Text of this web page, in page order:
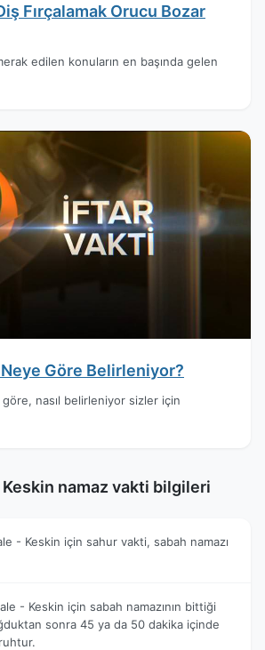
Fırçalamak Orucu Bozar
edilen konuların en başında gelen
Göre Belirleniyor?
nasıl belirleniyor sizler için
Keskin namaz vakti bilgileri
- Keskin için sahur vakti, sabah namazı
- Keskin için sabah namazının bittiği
sonra 45 ya da 50 dakika içinde